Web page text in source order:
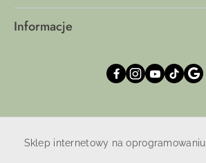
Informacje
Sklep internetowy na oprogramowaniu